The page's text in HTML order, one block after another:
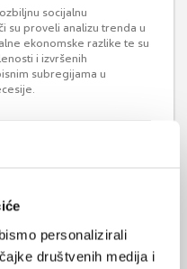
personalizirali
društvenih medija i
socijalnu
su proveli analizu trenda u
ekonomske razlike te su
i izvršenih
subregijama u
EU